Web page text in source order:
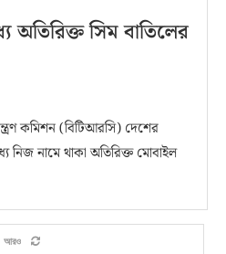
অতিরিক্ত সিম বাতিলের
কমিশন (বিটিআরসি) দেশের
নিজ নামে থাকা অতিরিক্ত মোবাইল
আরও